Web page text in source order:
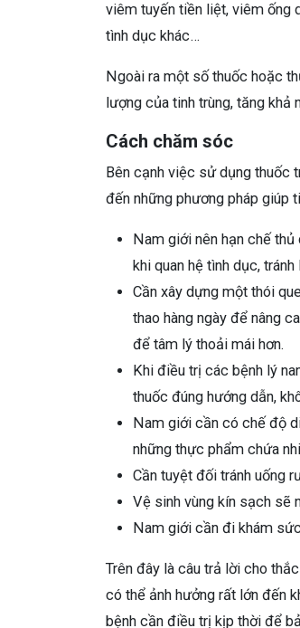
viêm tuyến tiền liệt, viêm ống
tình dục khác…
Ngoài ra một số thuốc hoặc
lượng của tinh trùng, tăng
Cách chăm sóc
Bên cạnh việc sử dụng thuốc
đến những phương pháp giúp
Nam giới nên hạn chế
khi quan hệ tình dục,
Cần xây dựng một thói
thao hàng ngày để nâng
để tâm lý thoải mái hơn.
Khi điều trị các bệnh lý
thuốc đúng hướng dẫn,
Nam giới cần có chế độ
những thực phẩm chứa
Cần tuyệt đối tránh uống
Vệ sinh vùng kín sạch sẽ
Nam giới cần đi khám
Trên đây là câu trả lời cho
có thể ảnh hưởng rất lớn đến
bệnh cần điều trị kịp thời để